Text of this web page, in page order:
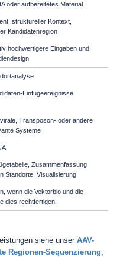
oder aufbereitetes Material
struktureller Kontext,
Kandidatenregion
hochwertigere Eingaben und
Einfügeereignisse
Transposon- oder andere
Systeme
Zusammenfassung
Standorte, Visualisierung
wenn die Vektorbio und die
dies rechtfertigen.
siehe unser AAV-
Regionen-Sequenzierung,